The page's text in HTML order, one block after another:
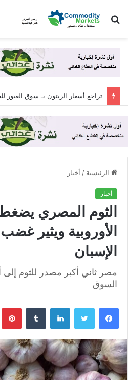
بحث
الرئيسية / أخبار
أخبار
الثوم المصري
الأوروبية ويثير
الإسبان
مصر ثاني أكبر مصدر للثوم
السوق
فيسبوك تويتر لينكدإن